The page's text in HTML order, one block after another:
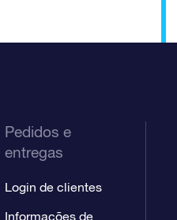
Pedidos e
entregas
Login de clientes
Informações de